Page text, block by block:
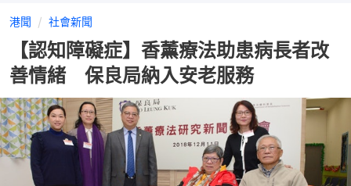
港聞 社會新聞
【認知障礙症】香薰療法助患病長者改
善情緒 保良局納入安老服務